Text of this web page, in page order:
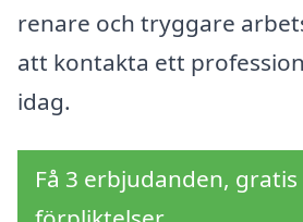
renare och tryggare
att kontakta ett
idag.
Få 3 erbjudanden,